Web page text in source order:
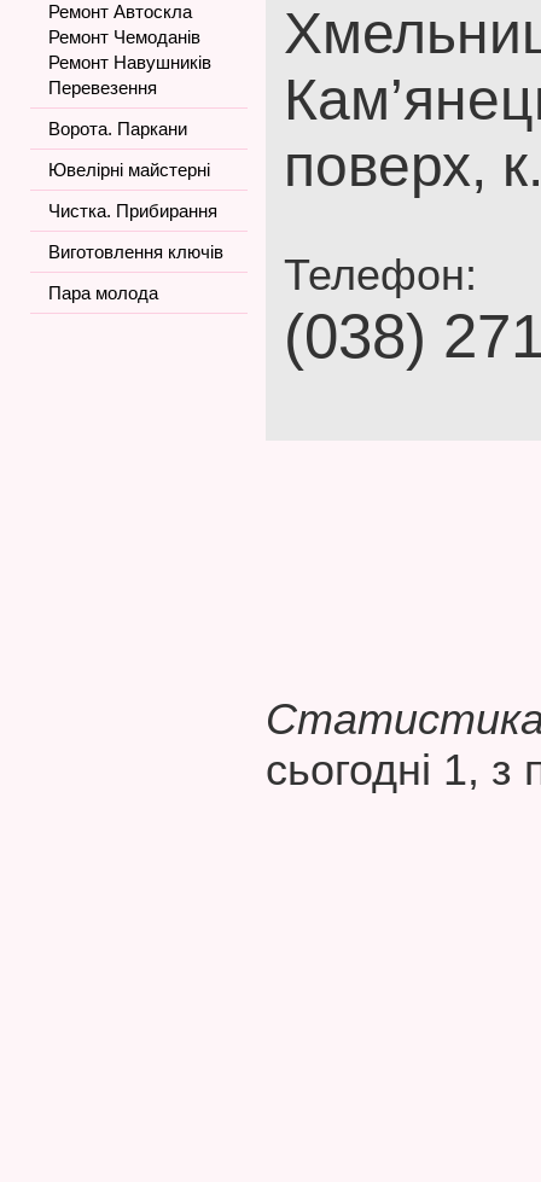
Ремонт Автоскла
Ремонт Чемоданів
Ремонт Навушників
Перевезення
Ворота. Паркани
Ювелірні майстерні
Чистка. Прибирання
Виготовлення ключів
Пара молода
поверх,
Телефон:
(038)
Статистика
сьогодні 1, з